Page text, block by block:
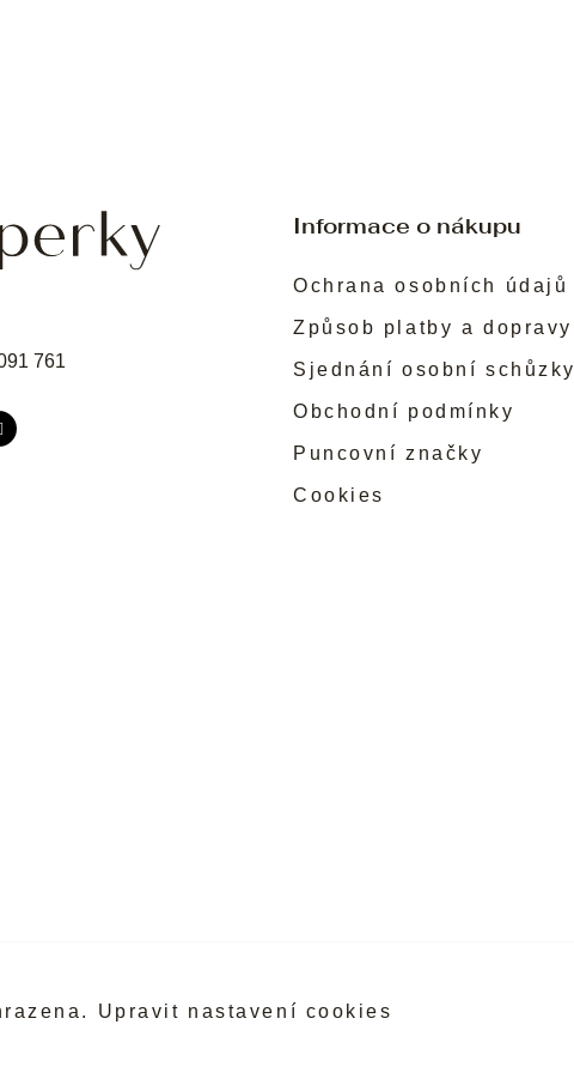
Informace o nákupu
Ochrana osobních údajů
Způsob platby a dopravy
Sjednání osobní schůzky
Obchodní podmínky
Puncovní značky
Cookies
761
Upravit nastavení cookies